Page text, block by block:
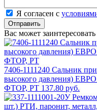
Я согласен с
Отправить
Вас может заинтересовать
7406-1111240 Сальник
высокого давления) ЕВРО
ФТОР, РТ 137.80 руб.